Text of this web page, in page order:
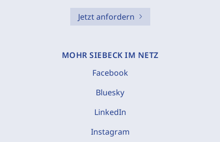
Jetzt anfordern
MOHR SIEBECK IM NETZ
Facebook
Bluesky
LinkedIn
Instagram